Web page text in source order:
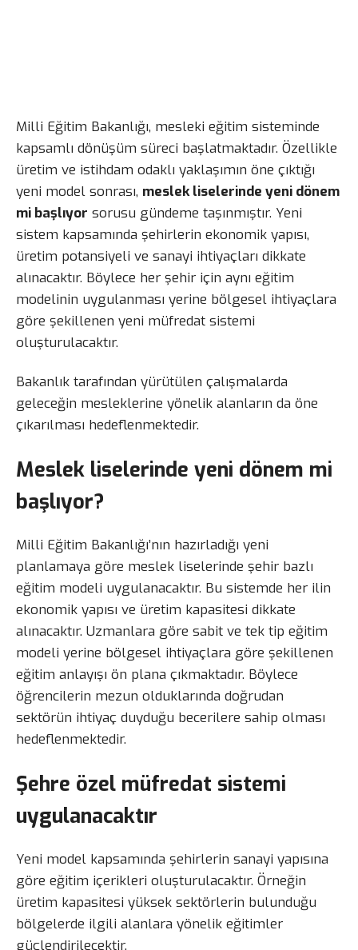
Milli Eğitim Bakanlığı, mesleki eğitim sisteminde
kapsamlı dönüşüm süreci başlatmaktadır. Özellikle
üretim ve istihdam odaklı yaklaşımın öne çıktığı
yeni model sonrası, meslek liselerinde yeni dönem
mi başlıyor sorusu gündeme taşınmıştır. Yeni
sistem kapsamında şehirlerin ekonomik yapısı,
üretim potansiyeli ve sanayi ihtiyaçları dikkate
alınacaktır. Böylece her şehir için aynı eğitim
modelinin uygulanması yerine bölgesel ihtiyaçlara
göre şekillenen yeni müfredat sistemi
oluşturulacaktır.
Bakanlık tarafından yürütülen çalışmalarda
geleceğin mesleklerine yönelik alanların da öne
çıkarılması hedeflenmektedir.
Meslek liselerinde yeni dönem mi
başlıyor?
Milli Eğitim Bakanlığı’nın hazırladığı yeni
planlamaya göre meslek liselerinde şehir bazlı
eğitim modeli uygulanacaktır. Bu sistemde her ilin
ekonomik yapısı ve üretim kapasitesi dikkate
alınacaktır. Uzmanlara göre sabit ve tek tip eğitim
modeli yerine bölgesel ihtiyaçlara göre şekillenen
eğitim anlayışı ön plana çıkmaktadır. Böylece
öğrencilerin mezun olduklarında doğrudan
sektörün ihtiyaç duyduğu becerilere sahip olması
hedeflenmektedir.
Şehre özel müfredat sistemi
uygulanacaktır
Yeni model kapsamında şehirlerin sanayi yapısına
göre eğitim içerikleri oluşturulacaktır. Örneğin
üretim kapasitesi yüksek sektörlerin bulunduğu
bölgelerde ilgili alanlara yönelik eğitimler
güçlendirilecektir.